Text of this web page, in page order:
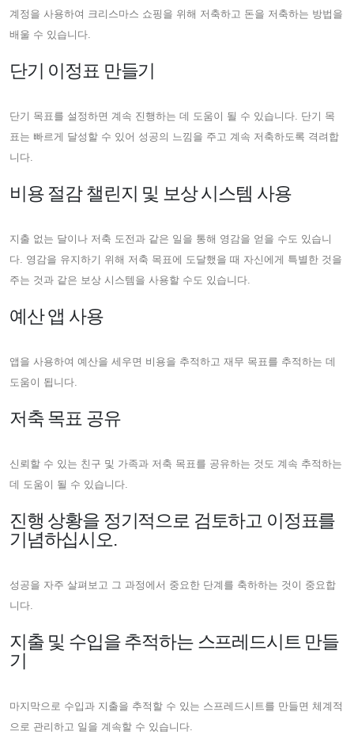
계정을 사용하여 크리스마스 쇼핑을 위해 저축하고 돈을 저축하는 방법을
배울 수 있습니다.
단기 이정표 만들기
단기 목표를 설정하면 계속 진행하는 데 도움이 될 수 있습니다. 단기 목
표는 빠르게 달성할 수 있어 성공의 느낌을 주고 계속 저축하도록 격려합
니다.
비용 절감 챌린지 및 보상 시스템 사용
지출 없는 달이나 저축 도전과 같은 일을 통해 영감을 얻을 수도 있습니
다. 영감을 유지하기 위해 저축 목표에 도달했을 때 자신에게 특별한 것을
주는 것과 같은 보상 시스템을 사용할 수도 있습니다.
예산 앱 사용
앱을 사용하여 예산을 세우면 비용을 추적하고 재무 목표를 추적하는 데
도움이 됩니다.
저축 목표 공유
신뢰할 수 있는 친구 및 가족과 저축 목표를 공유하는 것도 계속 추적하는
데 도움이 될 수 있습니다.
진행 상황을 정기적으로 검토하고 이정표를
기념하십시오.
성공을 자주 살펴보고 그 과정에서 중요한 단계를 축하하는 것이 중요합
니다.
지출 및 수입을 추적하는 스프레드시트 만들
기
마지막으로 수입과 지출을 추적할 수 있는 스프레드시트를 만들면 체계적
으로 관리하고 일을 계속할 수 있습니다.